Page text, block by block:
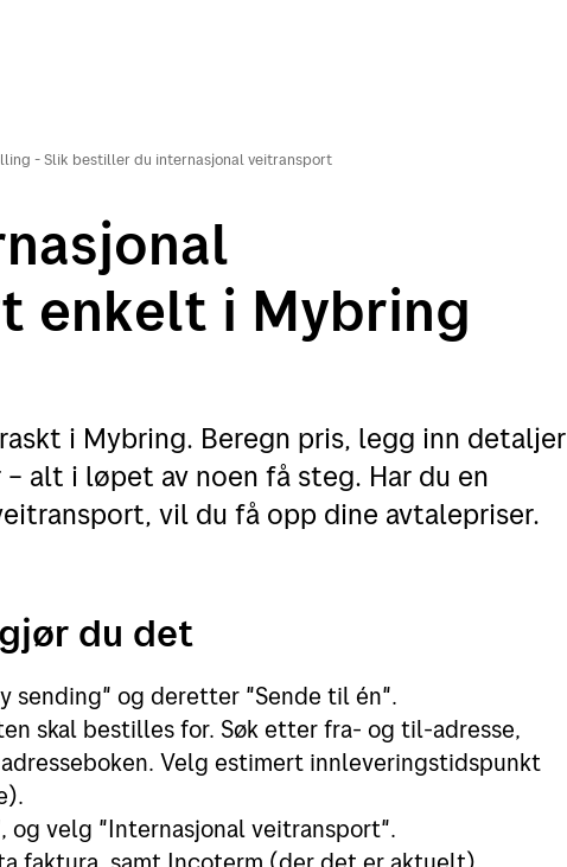
- Slik bestiller du internasjonal veitransport
enkelt i Mybring
i Mybring. Beregn pris, legg inn detaljer
alt i løpet av noen få steg. Har du en
vil du få opp dine avtalepriser.
du det
sending" og deretter "Sende til én".
skal bestilles for. Søk etter fra- og til-adresse,
Velg estimert innleveringstidspunkt
og velg "Internasjonal veitransport".